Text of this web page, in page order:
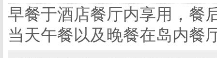
早餐于酒店餐厅内享用，餐
当天午餐以及晚餐在岛内餐